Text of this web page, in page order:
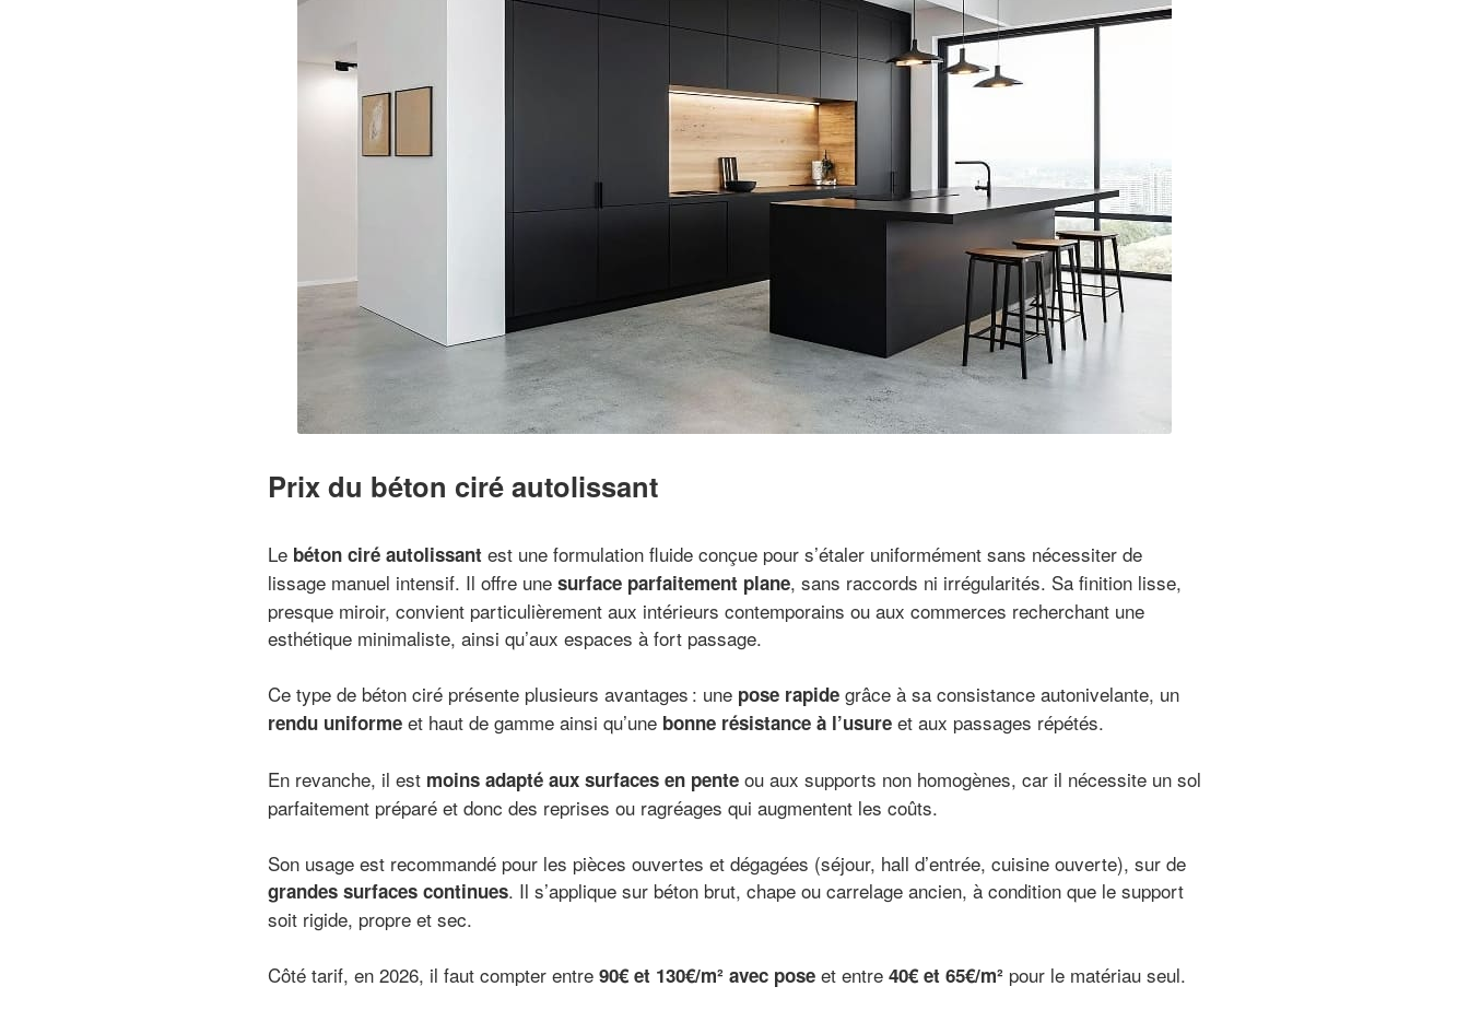
Prix du béton ciré autolissant
Le béton ciré autolissant est une formulation fluide conçue pour s’étaler uniformément sans nécessiter de
lissage manuel intensif. Il offre une surface parfaitement plane, sans raccords ni irrégularités. Sa finition lisse,
presque miroir, convient particulièrement aux intérieurs contemporains ou aux commerces recherchant une
esthétique minimaliste, ainsi qu’aux espaces à fort passage.
Ce type de béton ciré présente plusieurs avantages : une pose rapidegrâce à sa consistance autonivelante, un
rendu uniformeet haut de gamme ainsi qu’une bonne résistance à l’usureet aux passages répétés.
En revanche, il est moins adapté aux surfaces en penteou aux supports non homogènes, car il nécessite un sol
parfaitement préparé et donc des reprises ou ragréages qui augmentent les coûts.
Son usage est recommandé pour les pièces ouvertes et dégagées (séjour, hall d’entrée, cuisine ouverte), sur de
grandes surfaces continues. Il s’applique sur béton brut, chape ou carrelage ancien, à condition que le support
soit rigide, propre et sec.
Côté tarif, en 2026, il faut compter entre 90€ et 130€/m² avec pose et entre 40€ et 65€/m² pour le matériau seul.